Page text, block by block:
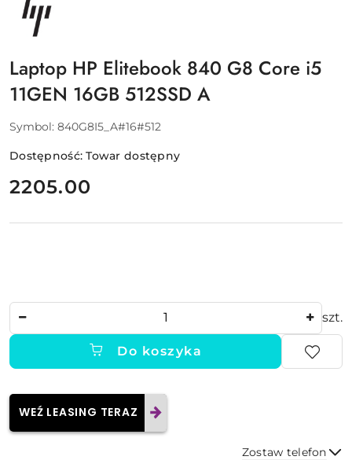
PRODUCENTA:
HP
Laptop HP Elitebook 840 G8 Core i5
11GEN 16GB 512SSD A
Symbol: 840G8I5_A#16#512
Dostępność:Towar dostępny
cena:
2205.00
szt.
Do koszyka
WEŹ LEASING TERAZ
Zostaw telefon